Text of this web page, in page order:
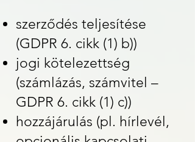
szerződés teljesítése
(GDPR 6. cikk (1) b))
jogi kötelezettség
(számlázás, számvitel –
GDPR 6. cikk (1) c))
hozzájárulás (pl. hírlevél,